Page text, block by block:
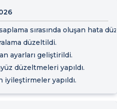
sırasında oluşan hata
düzeltildi.
ayarları geliştirildi.
düzeltmeleri yapıldı.
yapıldı.